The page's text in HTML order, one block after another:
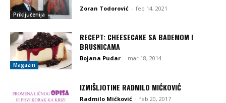
Priključenija
Zoran Todorović - feb 14, 2021
Magazin
RECEPT: CHEESECAKE SA BADEMOM I
BRUSNICAMA
Bojana Pudar - mar 18, 2014
IZMIŠLJOTINE RADMILO MIĆKOVIĆ
Radmilo Mićković - feb 20, 2017